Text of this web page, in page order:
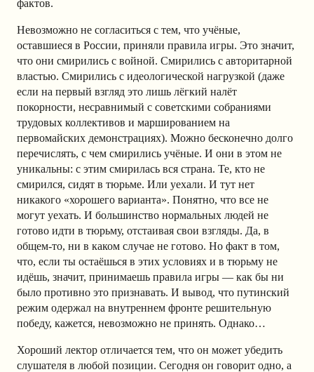
фактов.
Невозможно не согласиться с тем, что учёные,
оставшиеся в России, приняли правила игры. Это значит,
что они смирились с войной. Смирились с авторитарной
властью. Смирились с идеологической нагрузкой (даже
если на первый взгляд это лишь лёгкий налёт
покорности, несравнимый с советскими собраниями
трудовых коллективов и маршированием на
первомайских демонстрациях). Можно бесконечно долго
перечислять, с чем смирились учёные. И они в этом не
уникальны: с этим смирилась вся страна. Те, кто не
смирился, сидят в тюрьме. Или уехали. И тут нет
никакого «хорошего варианта». Понятно, что все не
могут уехать. И большинство нормальных людей не
готово идти в тюрьму, отстаивая свои взгляды. Да, в
общем-то, ни в каком случае не готово. Но факт в том,
что, если ты остаёшься в этих условиях и в тюрьму не
идёшь, значит, принимаешь правила игры — как бы ни
было противно это признавать. И вывод, что путинский
режим одержал на внутреннем фронте решительную
победу, кажется, невозможно не принять. Однако…
Хороший лектор отличается тем, что он может убедить
слушателя в любой позиции. Сегодня он говорит одно, а